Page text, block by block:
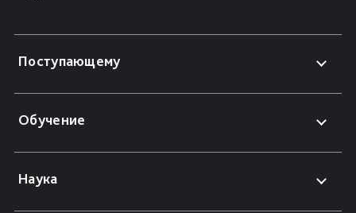
Поступающему
Обучение
Наука